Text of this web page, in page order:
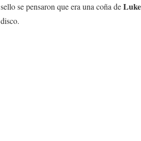
sello se pensaron que era una coña de
disco.